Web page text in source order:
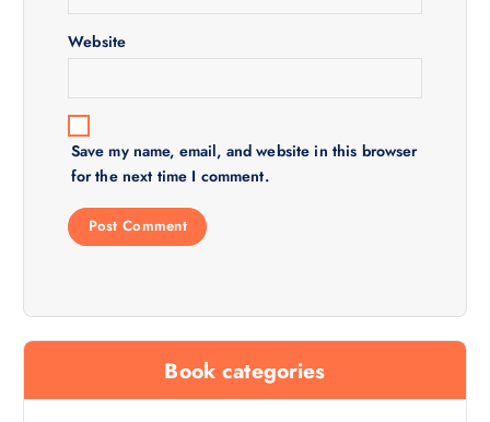
Website
Save my name, email, and website in this browser
for the next time I comment.
Book categories